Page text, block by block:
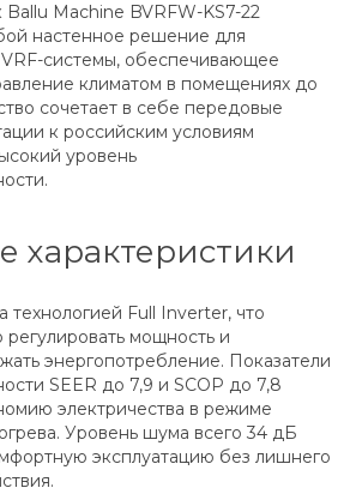
Machine BVRFW-KS7-22
настенное решение для
VRF-системы, обеспечивающее
климатом в помещениях до
сочетает в себе передовые
к российским условиям
уровень
характеристики
Full Inverter, что
регулировать мощность и
энергопотребление. Показатели
SEER до 7,9 и SCOP до 7,8
электричества в режиме
Уровень шума всего 34 дБ
эксплуатацию без лишнего